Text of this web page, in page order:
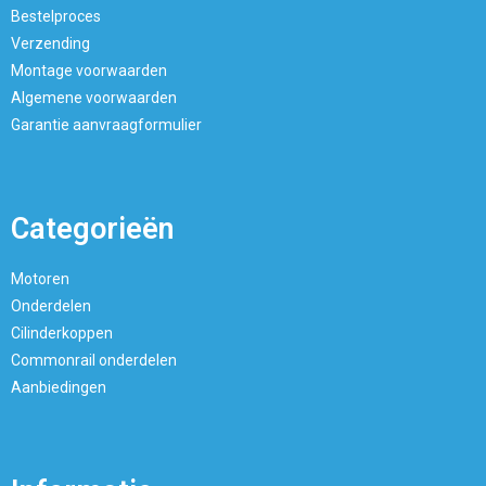
Bestelproces
Verzending
Montage voorwaarden
Algemene voorwaarden
Garantie aanvraagformulier
Categorieën
Motoren
Onderdelen
Cilinderkoppen
Commonrail onderdelen
Aanbiedingen